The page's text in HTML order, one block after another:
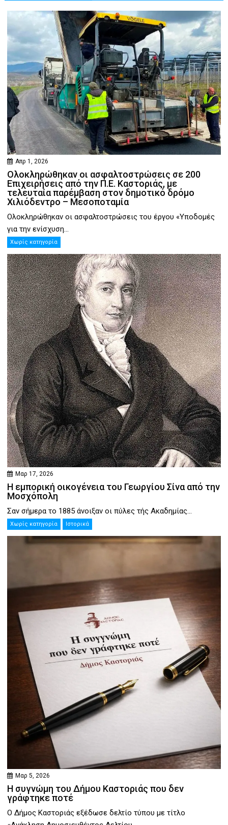
Απρ 1, 2026
Ολοκληρώθηκαν οι ασφαλτοστρώσεις σε 200
Επιχειρήσεις από την Π.Ε. Καστοριάς, με
τελευταία παρέμβαση στον δημοτικό δρόμο
Χιλιόδεντρο – Μεσοποταμία
Ολοκληρώθηκαν οι ασφαλτοστρώσεις του έργου «Υποδομές
για την ενίσχυση...
Χωρίς κατηγορία
Μαρ 17, 2026
Η εμπορική οικογένεια του Γεωργίου Σίνα από την
Μοσχόπολη
Σαν σήμερα το 1885 άνοιξαν οι πύλες τής Ακαδημίας...
Χωρίς κατηγορία Ιστορικά
Μαρ 5, 2026
Η συγνώμη του Δήμου Καστοριάς που δεν
γράφτηκε ποτέ
Ο Δήμος Καστοριάς εξέδωσε δελτίο τύπου με τίτλο